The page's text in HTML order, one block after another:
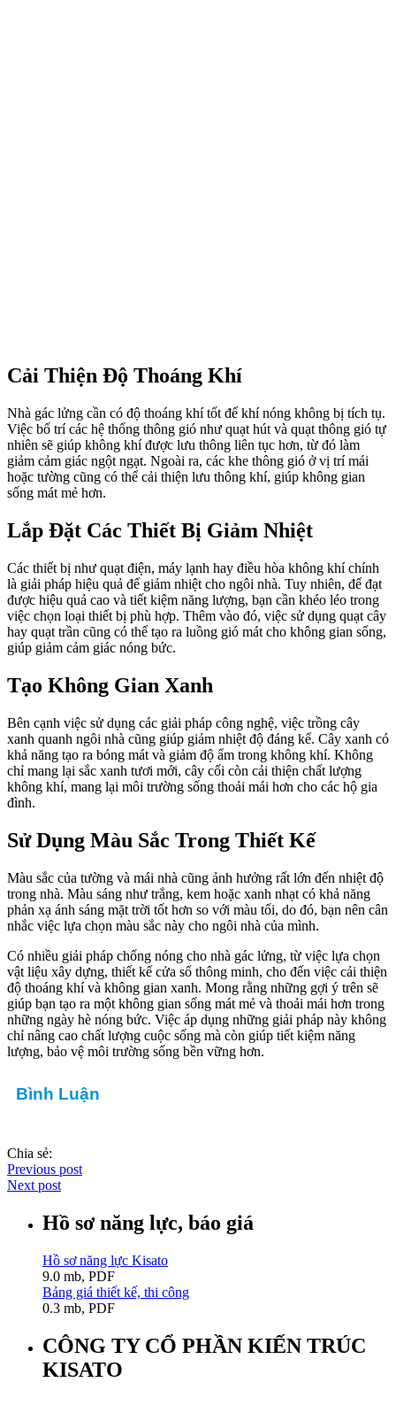
Cải Thiện Độ Thoáng Khí
Nhà gác lửng cần có độ thoáng khí tốt để khí nóng không bị tích tụ.
Việc bố trí các hệ thống thông gió như quạt hút và quạt thông gió tự
nhiên sẽ giúp không khí được lưu thông liên tục hơn, từ đó làm
giảm cảm giác ngột ngạt. Ngoài ra, các khe thông gió ở vị trí mái
hoặc tường cũng có thể cải thiện lưu thông khí, giúp không gian
sống mát mẻ hơn.
Lắp Đặt Các Thiết Bị Giảm Nhiệt
Các thiết bị như quạt điện, máy lạnh hay điều hòa không khí chính
là giải pháp hiệu quả để giảm nhiệt cho ngôi nhà. Tuy nhiên, để đạt
được hiệu quả cao và tiết kiệm năng lượng, bạn cần khéo léo trong
việc chọn loại thiết bị phù hợp. Thêm vào đó, việc sử dụng quạt cây
hay quạt trần cũng có thể tạo ra luồng gió mát cho không gian sống,
giúp giảm cảm giác nóng bức.
Tạo Không Gian Xanh
Bên cạnh việc sử dụng các giải pháp công nghệ, việc trồng cây
xanh quanh ngôi nhà cũng giúp giảm nhiệt độ đáng kể. Cây xanh có
khả năng tạo ra bóng mát và giảm độ ẩm trong không khí. Không
chỉ mang lại sắc xanh tươi mới, cây cối còn cải thiện chất lượng
không khí, mang lại môi trường sống thoải mái hơn cho các hộ gia
đình.
Sử Dụng Màu Sắc Trong Thiết Kế
Màu sắc của tường và mái nhà cũng ảnh hưởng rất lớn đến nhiệt độ
trong nhà. Màu sáng như trắng, kem hoặc xanh nhạt có khả năng
phản xạ ánh sáng mặt trời tốt hơn so với màu tối, do đó, bạn nên cân
nhắc việc lựa chọn màu sắc này cho ngôi nhà của mình.
Có nhiều giải pháp chống nóng cho nhà gác lửng, từ việc lựa chọn
vật liệu xây dựng, thiết kế cửa sổ thông minh, cho đến việc cải thiện
độ thoáng khí và không gian xanh. Mong rằng những gợi ý trên sẽ
giúp bạn tạo ra một không gian sống mát mẻ và thoải mái hơn trong
những ngày hè nóng bức. Việc áp dụng những giải pháp này không
chỉ nâng cao chất lượng cuộc sống mà còn giúp tiết kiệm năng
lượng, bảo vệ môi trường sống bền vững hơn.
Bình Luận
Chia sẻ:
Previous post
Next post
Hồ sơ năng lực, báo giá
Hồ sơ năng lực Kisato
9.0 mb, PDF
Bảng giá thiết kế, thi công
0.3 mb, PDF
CÔNG TY CỔ PHẦN KIẾN TRÚC
KISATO